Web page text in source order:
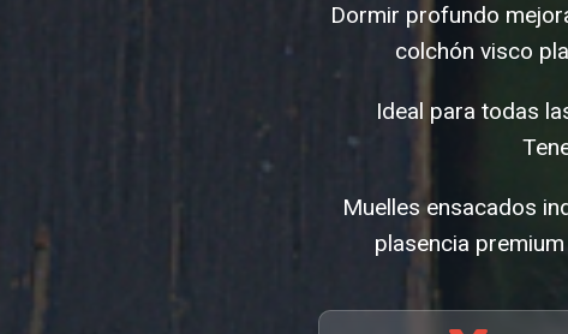
Dormir profundo
colchón visco
Ideal para todas
Muelles ensacados
plasencia